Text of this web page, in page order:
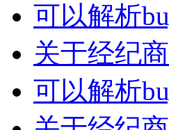
可以解析
关于经纪
可以解析